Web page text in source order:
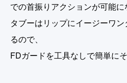
での首振りアクションが可能に
タブーはリップにイージーワ
るので、
FDガードを工具なしで簡単に